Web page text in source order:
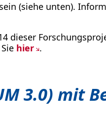
(siehe unten).
dieser
hier .
3.0) mit